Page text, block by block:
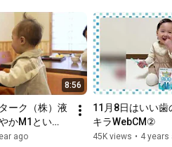
8:56
ーク（株）液
かM1とい
りとくんの
ago
11月8日はいい歯
キラWebCM②
45K views • 4 years